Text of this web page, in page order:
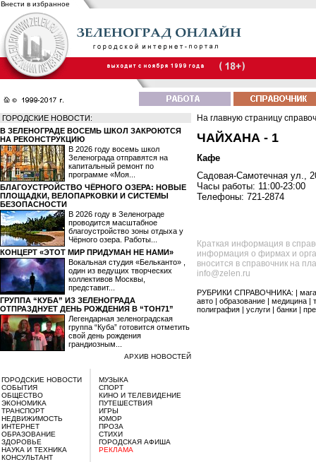
Внести в избранное
ГОРОДСКИЕ НОВОСТИ:
В ЗЕЛЕНОГРАДЕ ВОСЕМЬ ШКОЛ ЗАКРОЮТСЯ
НА РЕКОНСТРУКЦИЮ
В 2026 году восемь школ
Зеленограда отправятся на
капитальный ремонт по
программе «Моя...
БЛАГОУСТРОЙСТВО ЧЁРНОГО ОЗЕРА: НОВЫЕ
ПЛОЩАДКИ, ВЕЛОПАРКОВКИ И СИСТЕМЫ
БЕЗОПАСНОСТИ
В 2026 году в Зеленограде
проводится масштабное
благоустройство зоны отдыха у
Чёрного озера. Работы...
КОНЦЕРТ «ЭТОТ МИР ПРИДУМАН НЕ НАМИ»
Вокальная студия «Бельканто» ,
один из ведущих творческих
коллективов Москвы,
представит...
ГРУППА “КУБА” ИЗ ЗЕЛЕНОГРАДА
ОТПРАЗДНУЕТ ДЕНЬ РОЖДЕНИЯ В “ТОН71”
Легендарная зеленоградская
группа “Куба” готовится отметить
свой день рождения
грандиозным...
АРХИВ НОВОСТЕЙ
ГОРОДСКИЕ НОВОСТИ
СОБЫТИЯ
ОБЩЕСТВО
ЭКОНОМИКА
ТРАНСПОРТ
НЕДВИЖИМОСТЬ
ИНТЕРНЕТ
ОБРАЗОВАНИЕ
ЗДОРОВЬЕ
НАУКА И ТЕХНИКА
КОНСУЛЬТАНТ
МУЗЫКА
СПОРТ
КИНО И ТЕЛЕВИДЕНИЕ
ПУТЕШЕСТВИЯ
ИГРЫ
ЮМОР
ПРОЗА
СТИХИ
ГОРОДСКАЯ АФИША
РЕКЛАМА
На главную страницу
ЧАЙХАНА - 1
Кафе
Садовая-Самотечная ул.,
Часы работы: 11:00-23:00
Телефоны: 721-2874
Краткая информация в
информация о фирмах и
вносится в справочник на
info@zelen.ru
РУБРИКИ СПРАВОЧНИКА: |
авто
образование медицина
полиграфия
услуги банки